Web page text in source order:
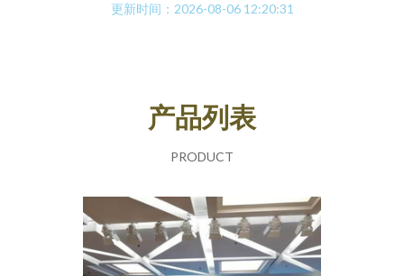
更新时间：2026-08-06 12:20:31
产品列表
PRODUCT